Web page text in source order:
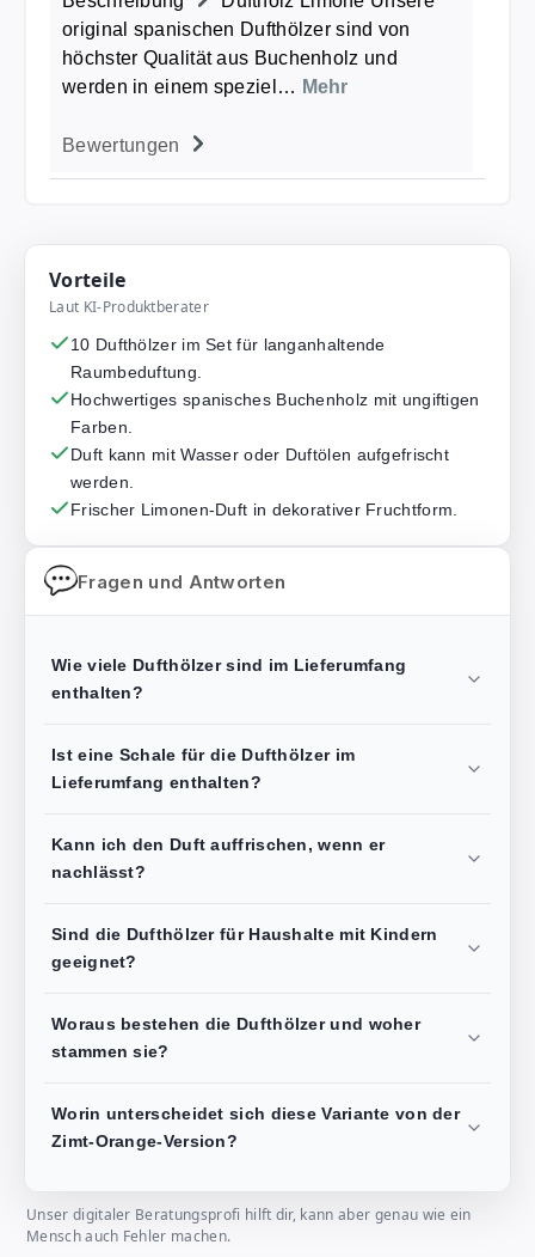
original spanischen Dufthölzer sind von
höchster Qualität aus Buchenholz und
werden in einem speziel… Mehr
Bewertungen
Vorteile
Laut KI-Produktberater
10 Dufthölzer im Set für langanhaltende
Raumbeduftung.
Hochwertiges spanisches Buchenholz mit ungiftigen
Farben.
Duft kann mit Wasser oder Duftölen aufgefrischt
werden.
Frischer Limonen-Duft in dekorativer Fruchtform.
Fragen und Antworten
Wie viele Dufthölzer sind im Lieferumfang
enthalten?
Ist eine Schale für die Dufthölzer im
Lieferumfang enthalten?
Kann ich den Duft auffrischen, wenn er
nachlässt?
Sind die Dufthölzer für Haushalte mit Kindern
geeignet?
Woraus bestehen die Dufthölzer und woher
stammen sie?
Worin unterscheidet sich diese Variante von der
Zimt-Orange-Version?
Unser digitaler Beratungsprofi hilft dir, kann aber genau wie ein
Mensch auch Fehler machen.